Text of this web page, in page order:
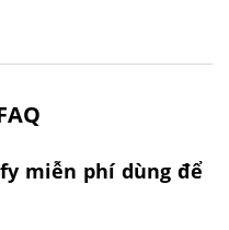
miễn phí dùng để